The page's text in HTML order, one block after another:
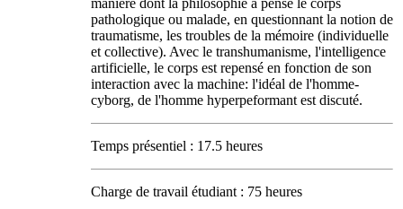
manière dont la philosophie a pensé le corps
pathologique ou malade, en questionnant la notion de
traumatisme, les troubles de la mémoire (individuelle
et collective). Avec le transhumanisme, l'intelligence
artificielle, le corps est repensé en fonction de son
interaction avec la machine: l'idéal de l'homme-
cyborg, de l'homme hyperpeformant est discuté.
Temps présentiel : 17.5 heures
Charge de travail étudiant : 75 heures